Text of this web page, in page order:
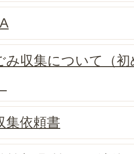
み収集について（
集依頼書